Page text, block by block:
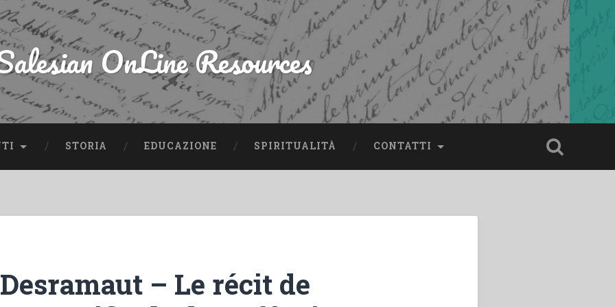
OnLine Resources
STORIA EDUCAZIONE SPIRITUALITÀ CONTATTI
– Le récit de